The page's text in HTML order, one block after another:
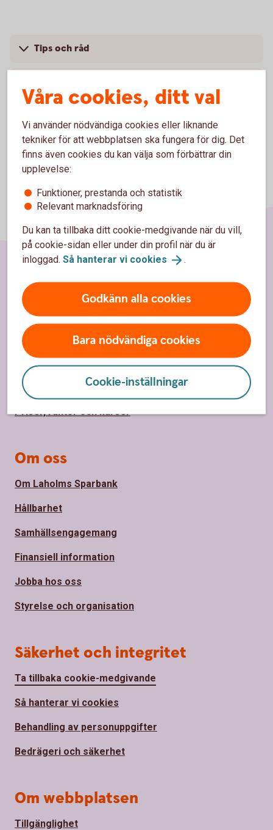
Tips och råd
Våra cookies, ditt val
Vi använder nödvändiga cookies eller liknande
tekniker för att webbplatsen ska fungera för dig. Det
finns även cookies du kan välja som förbättrar din
upplevelse:
Funktioner, prestanda och statistik
Relevant marknadsföring
Du kan ta tillbaka ditt cookie-medgivande när du vill,
på cookie-sidan eller under din profil när du är
inloggad. Så hanterar vi cookies .
Godkänn alla cookies
Bara nödvändiga cookies
Cookie-inställningar
Sidfot
Hitta snabbt
Kundservice
Spärrhjälp
Våra kontor
Bli kund
Priser, räntor och kurser
Om oss
Om Laholms Sparbank
Hållbarhet
Samhällsengagemang
Finansiell information
Jobba hos oss
Styrelse och organisation
Säkerhet och integritet
Ta tillbaka cookie-medgivande
Så hanterar vi cookies
Behandling av personuppgifter
Bedrägeri och säkerhet
Om webbplatsen
Tillgänglighet